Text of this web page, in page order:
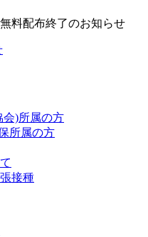
料配布終了のお知らせ
会)所属の方
所属の方
接種